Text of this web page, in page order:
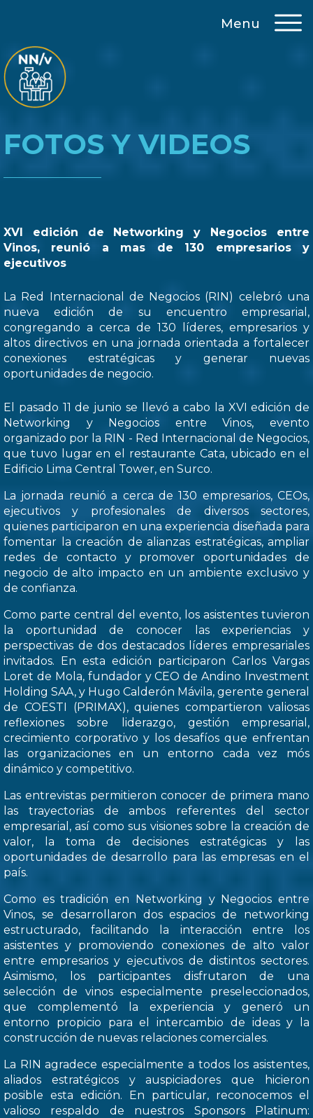
Menu
FOTOS Y VIDEOS
XVI edición de Networking y Negocios entre
Vinos, reunió a mas de 130 empresarios y
ejecutivos
La Red Internacional de Negocios (RIN) celebró una
nueva edición de su encuentro empresarial,
congregando a cerca de 130 líderes, empresarios y
altos directivos en una jornada orientada a fortalecer
conexiones estratégicas y generar nuevas
oportunidades de negocio.
El pasado 11 de junio se llevó a cabo la XVI edición de
Networking y Negocios entre Vinos, evento
organizado por la RIN - Red Internacional de Negocios,
que tuvo lugar en el restaurante Cata, ubicado en el
Edificio Lima Central Tower, en Surco.
La jornada reunió a cerca de 130 empresarios, CEOs,
ejecutivos y profesionales de diversos sectores,
quienes participaron en una experiencia diseñada para
fomentar la creación de alianzas estratégicas, ampliar
redes de contacto y promover oportunidades de
negocio de alto impacto en un ambiente exclusivo y
de confianza.
Como parte central del evento, los asistentes tuvieron
la oportunidad de conocer las experiencias y
perspectivas de dos destacados líderes empresariales
invitados. En esta edición participaron Carlos Vargas
Loret de Mola, fundador y CEO de Andino Investment
Holding SAA, y Hugo Calderón Mávila, gerente general
de COESTI (PRIMAX), quienes compartieron valiosas
reflexiones sobre liderazgo, gestión empresarial,
crecimiento corporativo y los desafíos que enfrentan
las organizaciones en un entorno cada vez mós
dinámico y competitivo.
Las entrevistas permitieron conocer de primera mano
las trayectorias de ambos referentes del sector
empresarial, así como sus visiones sobre la creación de
valor, la toma de decisiones estratégicas y las
oportunidades de desarrollo para las empresas en el
país.
Como es tradición en Networking y Negocios entre
Vinos, se desarrollaron dos espacios de networking
estructurado, facilitando la interacción entre los
asistentes y promoviendo conexiones de alto valor
entre empresarios y ejecutivos de distintos sectores.
Asimismo, los participantes disfrutaron de una
selección de vinos especialmente preseleccionados,
que complementó la experiencia y generó un
entorno propicio para el intercambio de ideas y la
construcción de nuevas relaciones comerciales.
La RIN agradece especialmente a todos los asistentes,
aliados estratégicos y auspiciadores que hicieron
posible esta edición. En particular, reconocemos el
valioso respaldo de nuestros Sponsors Platinum: